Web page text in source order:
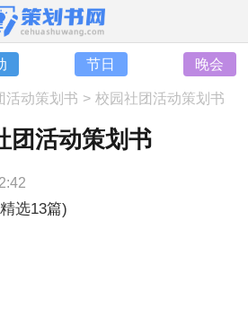
节日 晚会
活动策划书 > 校园社团活动策划书
团活动策划书
选13篇)